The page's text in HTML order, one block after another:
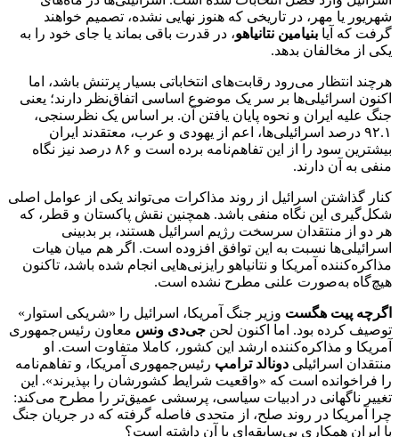
شهریور یا مهر، در تاریخی که هنوز نهایی نشده، تصمیم خواهند
گرفت که آیا بنیامین نتانیاهو، در قدرت باقی بماند یا جای خود را به
یکی از مخالفان بدهد.
هرچند انتظار می‌رود رقابت‌های انتخاباتی بسیار پرتنش باشد، اما
اکنون اسرائیلی‌ها بر سر یک موضوع اساسی اتفاق‌نظر دارند؛ یعنی
جنگ علیه ایران و نحوه پایان یافتن آن. بر اساس یک نظرسنجی،
۹۲.۱ درصد اسرائیلی‌ها، اعم از یهودی و عرب، معتقدند ایران
بیشترین سود را از این تفاهم‌نامه برده است و ۸۶ درصد نیز نگاه
منفی به آن دارند.
کنار گذاشتن اسرائیل از روند مذاکرات می‌تواند یکی از عوامل اصلی
شکل‌گیری این نگاه منفی باشد. همچنین نقش پاکستان و قطر، که
هر دو از منتقدان سرسخت رژیم اسرائیل هستند، بر بدبینی
اسرائیلی‌ها نسبت به این توافق افزوده است. اگر هم میان هیات
مذاکره‌کننده آمریکا و نتانیاهو رایزنی‌هایی انجام شده باشد، تاکنون
هیچ‌گاه به‌صورت علنی مطرح نشده است.
اگرچه پیت هگست وزیر جنگ آمریکا، اسرائیل را «شریکی استوار»
توصیف کرده بود. اما اکنون لحن جی‌دی ونس معاون رئیس‌جمهوری
آمریکا و مذاکره‌کننده ارشد این کشور، کاملا متفاوت است. او
منتقدان اسرائیلی دونالد ترامپ رئیس‌جمهوری آمریکا، و تفاهم‌نامه
را فراخوانده است که «واقعیت شرایط کشورشان را بپذیرند». این
تغییر ناگهانی در ادبیات سیاسی، پرسشی عمیق‌تر را مطرح می‌کند:
چرا آمریکا در روند صلح، از متحدی فاصله گرفته که در جریان جنگ
با ایران همکاری بی‌سابقه‌ای با آن داشته است؟